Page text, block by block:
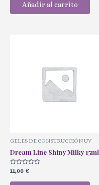
Añadir al carrito
GELES DE CONSTRUCCIÓN UV
Dream Line Shiny Milky 15ml
Valorado
con
0
11,00 €